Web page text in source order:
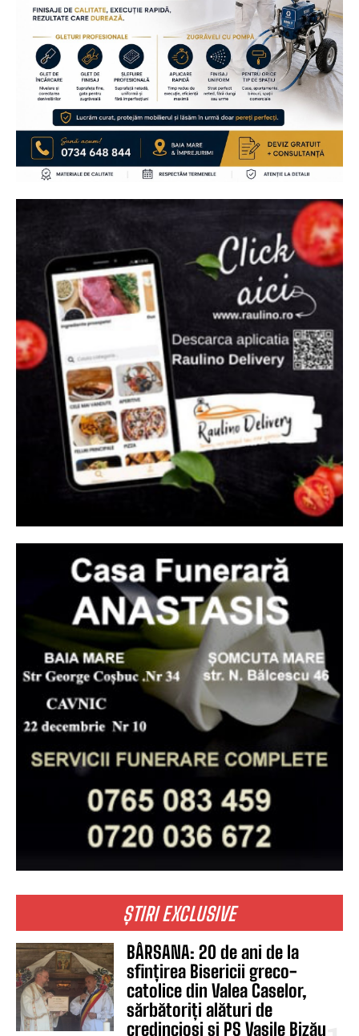
ȘTIRI EXCLUSIVE
BÂRSANA: 20 de ani de la
sfințirea Bisericii greco-
catolice din Valea Caselor,
sărbătoriți alături de
credincioși și PS Vasile Bizău